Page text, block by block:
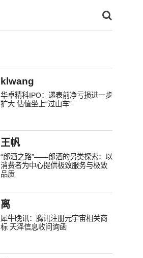
klwang
华卓精科IPO：递表前净亏损进一步
扩大 估值坐上“过山车”
王帆
“郎酒之路”——郎酒的另类探索：以
消费者为中心提供极致服务与极致
品质
离
犀牛晚讯：腾讯注册元宇宙相关商
标 天泽信息收问询函